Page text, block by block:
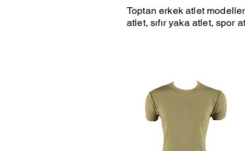
Toptan erkek atlet
atlet, sıfır yaka atlet, spor